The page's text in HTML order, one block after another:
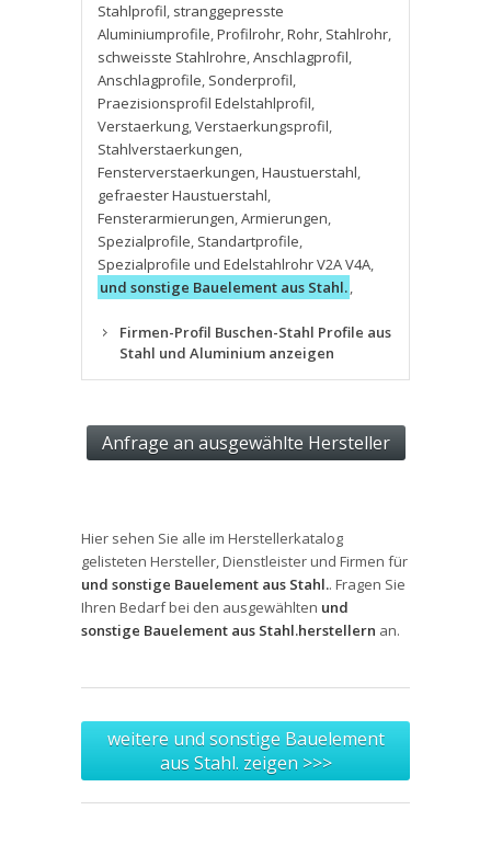
Stahlprofil, stranggepresste
Aluminiumprofile,Profilrohr,Rohr, Stahlrohr,
schweisste Stahlrohre,Anschlagprofil,
Anschlagprofile, Sonderprofil,
Praezisionsprofil Edelstahlprofil,
Verstaerkung,Verstaerkungsprofil,
Stahlverstaerkungen,
Fensterverstaerkungen,Haustuerstahl,
gefraester Haustuerstahl,
Fensterarmierungen,Armierungen,
Spezialprofile, Standartprofile,
Spezialprofile und Edelstahlrohr V2A V4A,
und sonstige Bauelement aus Stahl.,
Firmen-Profil Buschen-Stahl Profile aus
Stahl und Aluminium anzeigen
Hier sehen Sie alle im Herstellerkatalog
gelisteten Hersteller, Dienstleister und Firmen für
und sonstige Bauelement aus Stahl.. Fragen Sie
Ihren Bedarf bei den ausgewählten und
sonstige Bauelement aus Stahl.herstellern an.
weitere und sonstige Bauelement
aus Stahl. zeigen >>>